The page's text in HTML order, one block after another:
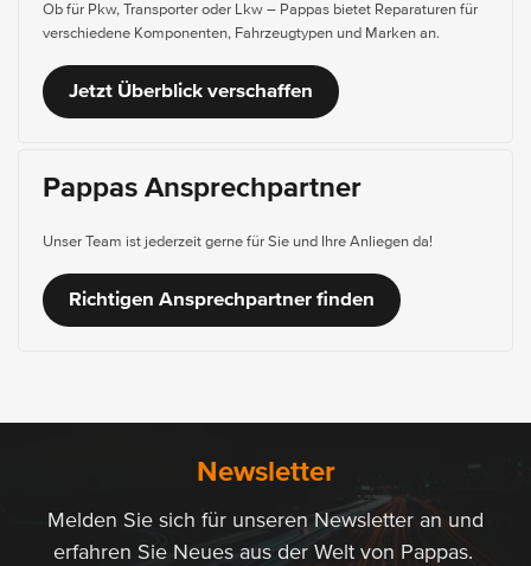
Ob für Pkw, Transporter oder Lkw – Pappas bietet Reparaturen für
verschiedene Komponenten, Fahrzeugtypen und Marken an.
Jetzt Überblick verschaffen
Pappas Ansprechpartner
Unser Team ist jederzeit gerne für Sie und Ihre Anliegen da!
Richtigen Ansprechpartner finden
Newsletter
Melden Sie sich für unseren Newsletter an und
erfahren Sie Neues aus der Welt von Pappas.